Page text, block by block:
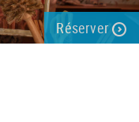
Réserver